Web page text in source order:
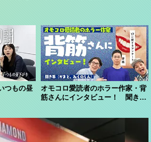
つもの昼
オモコロ愛読者のホラー作家・背
筋さんにインタビュー！ 聞き手
（かまど、みくのしん...